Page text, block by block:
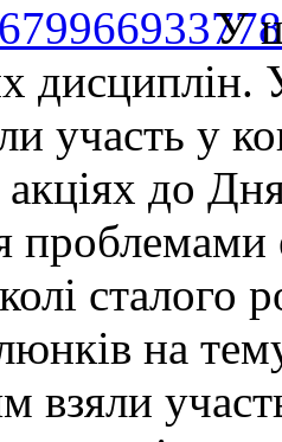
У
дисциплін.
участь у
акціях до
проблемами
сталого
на
взяли